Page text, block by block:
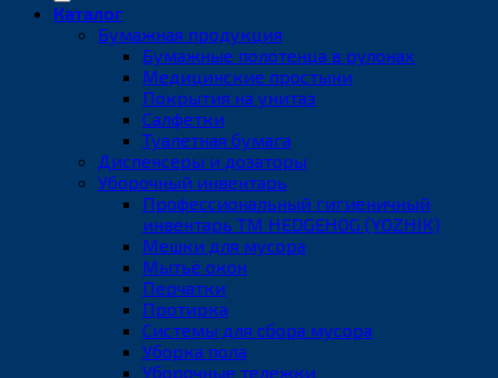
Каталог
Бумажная продукция
Бумажные полотенца в рулонах
Медицинские простыни
Покрытия на унитаз
Салфетки
Туалетная бумага
Диспенсеры и дозаторы
Уборочный инвентарь
Профессиональный гигиеничный
инвентарь ТМ HEDGEHOG (YOZHIK)
Мешки для мусора
Мытьё окон
Перчатки
Протирка
Системы для сбора мусора
Уборка пола
Уборочные тележки